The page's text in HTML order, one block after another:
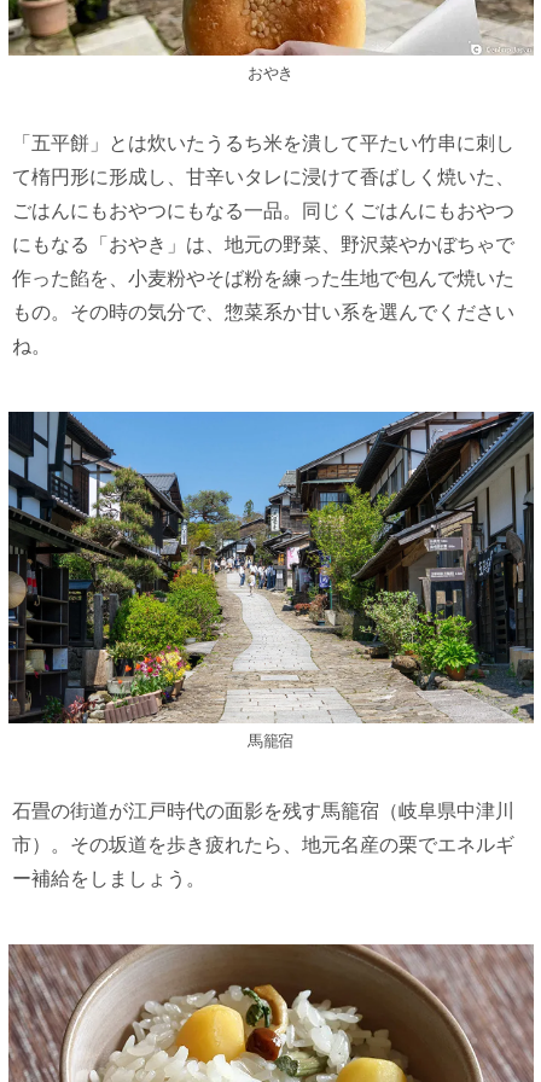
おやき
「五平餅」とは炊いたうるち米を潰して平たい竹串に刺し
て楕円形に形成し、甘辛いタレに浸けて香ばしく焼いた、
ごはんにもおやつにもなる一品。同じくごはんにもおやつ
にもなる「おやき」は、地元の野菜、野沢菜やかぼちゃで
作った餡を、小麦粉やそば粉を練った生地で包んで焼いた
もの。その時の気分で、惣菜系か甘い系を選んでください
ね。
馬籠宿
石畳の街道が江戸時代の面影を残す馬籠宿（岐阜県中津川
市）。その坂道を歩き疲れたら、地元名産の栗でエネルギ
ー補給をしましょう。